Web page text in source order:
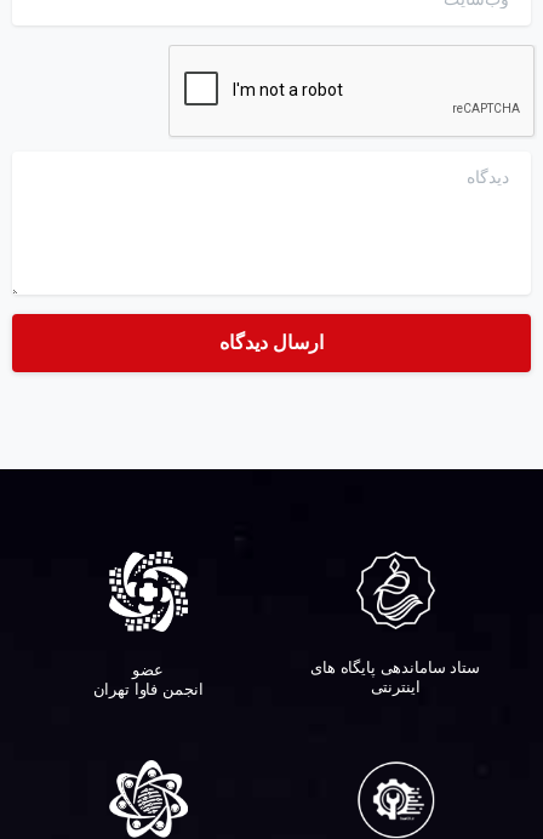
دیدگاه
ستاد ساماندهی پایگاه های
اینترنتی
عضو
انجمن فاوا تهران